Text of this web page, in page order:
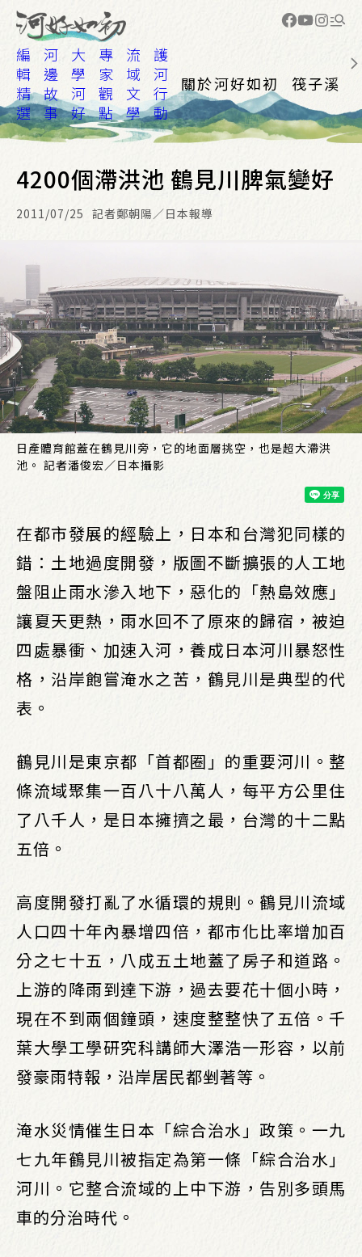
編
輯
精
選
河
邊
故
事
大
學
河
好
專
家
觀
點
流
域
文
學
護
河
行
動
關於河好如初 筏子溪
4200個滯洪池 鶴見川脾氣變好
2011/07/25 記者鄭朝陽／日本報導
日產體育館蓋在鶴見川旁，它的地面層挑空，也是超大滯洪
池。 記者潘俊宏／日本攝影
在都市發展的經驗上，日本和台灣犯同樣的
錯：土地過度開發，版圖不斷擴張的人工地
盤阻止雨水滲入地下，惡化的「熱島效應」
讓夏天更熱，雨水回不了原來的歸宿，被迫
四處暴衝、加速入河，養成日本河川暴怒性
格，沿岸飽嘗淹水之苦，鶴見川是典型的代
表。
鶴見川是東京都「首都圈」的重要河川。整
條流域聚集一百八十八萬人，每平方公里住
了八千人，是日本擁擠之最，台灣的十二點
五倍。
高度開發打亂了水循環的規則。鶴見川流域
人口四十年內暴增四倍，都市化比率增加百
分之七十五，八成五土地蓋了房子和道路。
上游的降雨到達下游，過去要花十個小時，
現在不到兩個鐘頭，速度整整快了五倍。千
葉大學工學研究科講師大澤浩一形容，以前
發豪雨特報，沿岸居民都剉著等。
淹水災情催生日本「綜合治水」政策。一九
七九年鶴見川被指定為第一條「綜合治水」
河川。它整合流域的上中下游，告別多頭馬
車的分治時代。